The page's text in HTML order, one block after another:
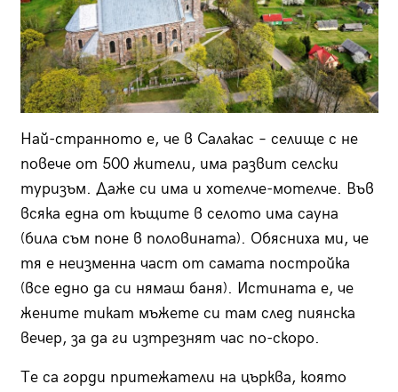
Най-странното е, че в Салакас – селище с не
повече от 500 жители, има развит селски
туризъм. Даже си има и хотелче-мотелче. Във
всяка една от къщите в селото има сауна
(била съм поне в половината). Обясниха ми, че
тя е неизменна част от самата постройка
(все едно да си нямаш баня). Истината е, че
жените тикат мъжете си там след пиянска
вечер, за да ги изтрезнят час по-скоро.
Те са горди притежатели на църква, която